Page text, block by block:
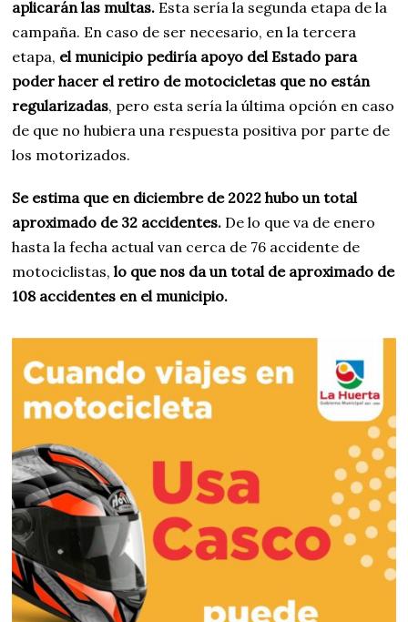
aplicarán las multas. Esta sería la segunda etapa de la
campaña. En caso de ser necesario, en la tercera
etapa, el municipio pediría apoyo del Estado para
poder hacer el retiro de motocicletas que no están
regularizadas, pero esta sería la última opción en caso
de que no hubiera una respuesta positiva por parte de
los motorizados.
Se estima que en diciembre de 2022 hubo un total
aproximado de 32 accidentes. De lo que va de enero
hasta la fecha actual van cerca de 76 accidente de
motociclistas, lo que nos da un total de aproximado de
108 accidentes en el municipio.